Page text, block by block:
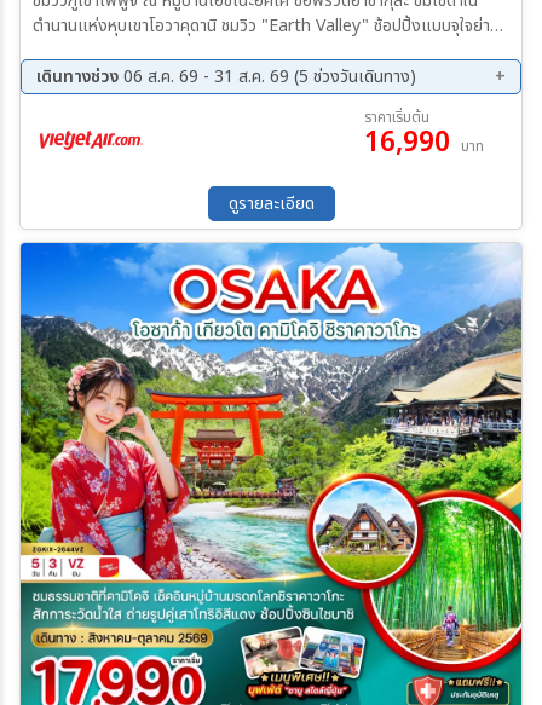
ระหว่าง
ตำนานแห่งหุบเขาโอวาคุดานิ ชมวิว "Earth Valley" ช้อปปิ้งแบบจุใจย่าน
เดินทางช่วง06 ส.ค. 69 - 31 ส.ค. 69 (5 ช่วงวันเดินทาง)
11 ส.ค. 69 - 15 ส.ค. 69
12 ส.ค. 69 - 16 ส.ค. 69
25 ส.ค. 69 - 29 ส.ค. 69
ราคาเริ่มต้น
16,990 บาท
ดูรายละเอียด